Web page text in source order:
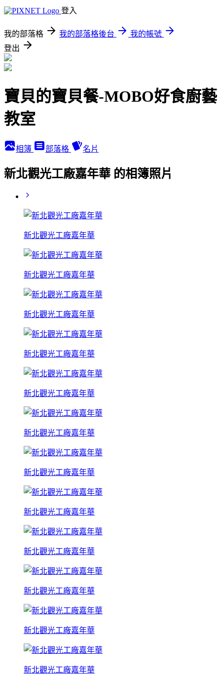
登入
我的部落格 我的部落格後台
我的帳號
登出
寶貝的寶貝餐-MOBO好食廚藝
教室
相簿 部落格 名片
新北觀光工廠嘉年華 的相簿照片
新北觀光工廠嘉年華
新北觀光工廠嘉年華
新北觀光工廠嘉年華
新北觀光工廠嘉年華
新北觀光工廠嘉年華
新北觀光工廠嘉年華
新北觀光工廠嘉年華
新北觀光工廠嘉年華
新北觀光工廠嘉年華
新北觀光工廠嘉年華
新北觀光工廠嘉年華
新北觀光工廠嘉年華